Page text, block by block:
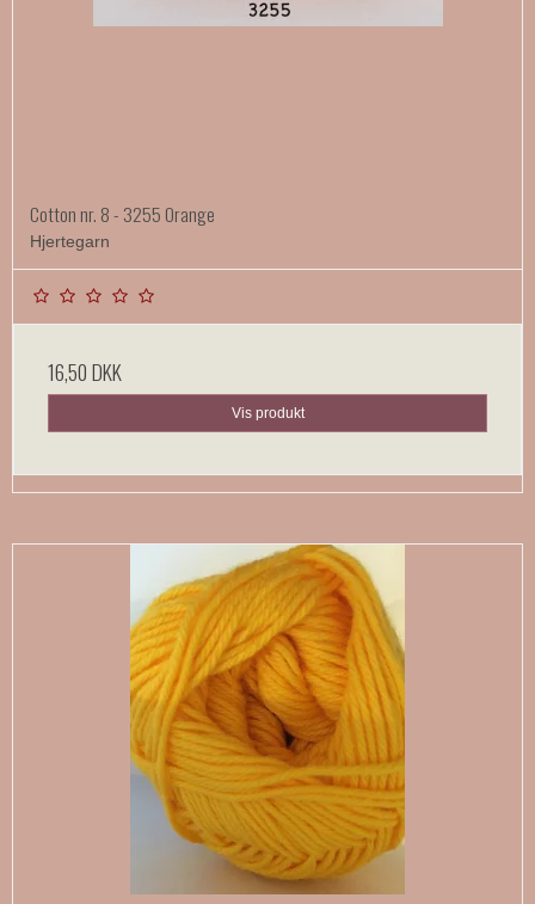
Cotton nr. 8 - 3255 Orange
Hjertegarn
16,50 DKK
Vis produkt